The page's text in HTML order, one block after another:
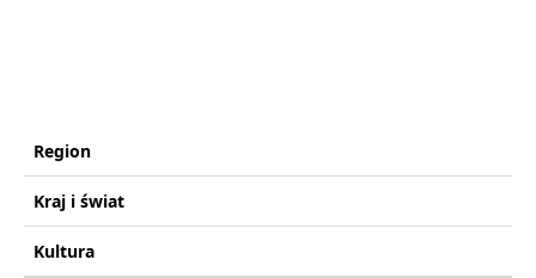
Region
Kraj i świat
Kultura